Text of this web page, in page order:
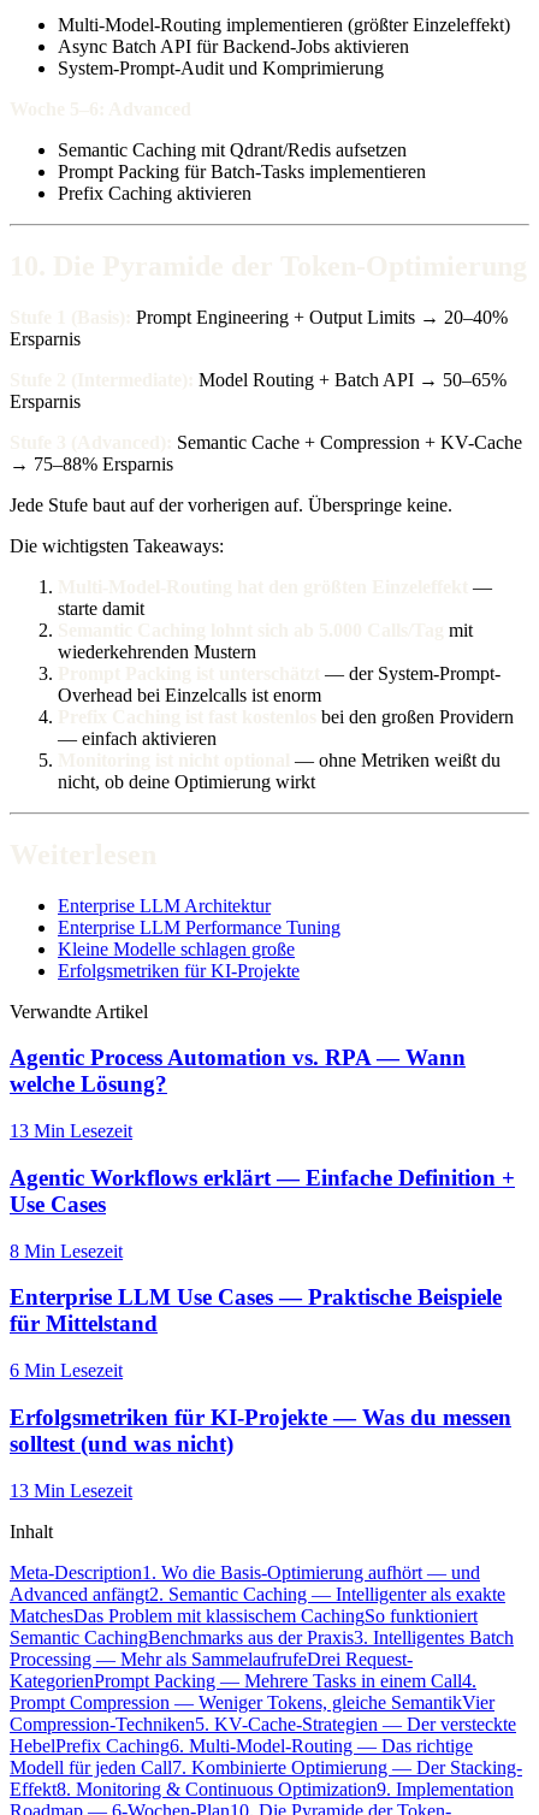
Multi-Model-Routing implementieren (größter Einzeleffekt)
Async Batch API für Backend-Jobs aktivieren
System-Prompt-Audit und Komprimierung
Semantic Caching mit Qdrant/Redis aufsetzen
Prompt Packing für Batch-Tasks implementieren
Prefix Caching aktivieren
Prompt Engineering + Output Limits → 20–40%
Ersparnis
Model Routing + Batch API → 50–65%
Ersparnis
Semantic Cache + Compression + KV-Cache
→ 75–88% Ersparnis
Jede Stufe baut auf der vorherigen auf. Überspringe keine.
Die wichtigsten Takeaways:
—
starte damit
mit
wiederkehrenden Mustern
— der System-Prompt-
Overhead bei Einzelcalls ist enorm
bei den großen Providern
— einfach aktivieren
— ohne Metriken weißt du
nicht, ob deine Optimierung wirkt
Enterprise LLM Architektur
Enterprise LLM Performance Tuning
Kleine Modelle schlagen große
Erfolgsmetriken für KI-Projekte
Verwandte Artikel
Agentic Process Automation vs. RPA — Wann
welche Lösung?
13 Min Lesezeit
Agentic Workflows erklärt — Einfache Definition +
Use Cases
8 Min Lesezeit
Enterprise LLM Use Cases — Praktische Beispiele
für Mittelstand
6 Min Lesezeit
Erfolgsmetriken für KI-Projekte — Was du messen
solltest (und was nicht)
13 Min Lesezeit
Inhalt
Meta-Description1. Wo die Basis-Optimierung aufhört — und
Advanced anfängt2. Semantic Caching — Intelligenter als exakte
MatchesDas Problem mit klassischem CachingSo funktioniert
Semantic CachingBenchmarks aus der Praxis3. Intelligentes Batch
Processing — Mehr als SammelaufrufeDrei Request-
KategorienPrompt Packing — Mehrere Tasks in einem Call4.
Prompt Compression — Weniger Tokens, gleiche SemantikVier
Compression-Techniken5. KV-Cache-Strategien — Der versteckte
HebelPrefix Caching6. Multi-Model-Routing — Das richtige
Modell für jeden Call7. Kombinierte Optimierung — Der Stacking-
Effekt8. Monitoring & Continuous Optimization9. Implementation
Roadmap — 6-Wochen-Plan10. Die Pyramide der Token-